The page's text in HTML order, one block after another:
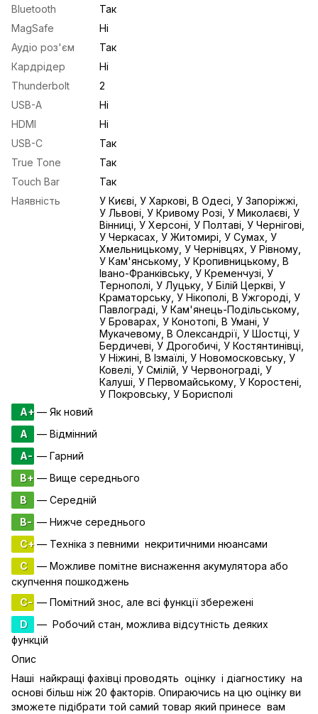
Bluetooth
Так
MagSafe
Ні
Аудіо роз'єм
Так
Кардрідер
Ні
Thunderbolt
2
USB-A
Ні
HDMI
Ні
USB-С
Так
True Tone
Так
Touch Bar
Так
Наявність
У Києві, У Харкові, В Одесі, У Запоріжжі,
У Львові, У Кривому Розі, У Миколаєві, У
Вінниці, У Херсоні, У Полтаві, У Чернігові,
У Черкасах, У Житомирі, У Сумах, У
Хмельницькому, У Чернівцях, У Рівному,
У Кам'янському, У Кропивницькому, В
Івано-Франківську, У Кременчузі, У
Тернополі, У Луцьку, У Білій Церкві, У
Краматорську, У Нікополі, В Ужгороді, У
Павлограді, У Кам'янець-Подільському,
У Броварах, У Конотопі, В Умані, У
Мукачевому, В Олександрії, У Шостці, У
Бердичеві, У Дрогобичі, У Костянтинівці,
У Ніжині, В Ізмаїлі, У Новомосковську, У
Ковелі, У Смілій, У Червонограді, У
Калуші, У Первомайському, У Коростені,
У Покровську, У Борисполі
A+— Як новий
A
— Відмінний
A- — Гарний
B+ — Вище середнього
B
— Середній
B- — Нижче середнього
C+— Техніка з певними некритичними нюансами
C
— Можливе помітне виснаження акумулятора або
скупчення пошкоджень
C- — Помітний знос, але всі функції збережені
D
— Робочий стан, можлива відсутність деяких
функцій
Опис
Наші найкращі фахівці проводять оцінку і діагностику на
основі більш ніж 20 факторів. Опираючись на цю оцінку ви
зможете підібрати той самий товар який принесе вам